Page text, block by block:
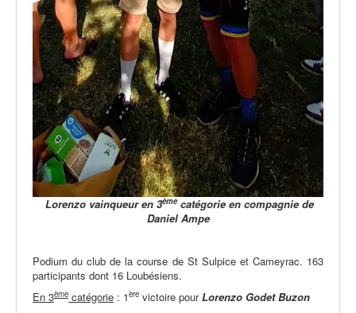
Lorenzo vainqueur en 3èmecatégorie en compagnie de
Daniel Ampe
Podium du club de la course de St Sulpice et Cameyrac. 163
participants dont 16 Loubésiens.
En 3ème catégorie : 1ère victoire pourLorenzo Godet Buzon